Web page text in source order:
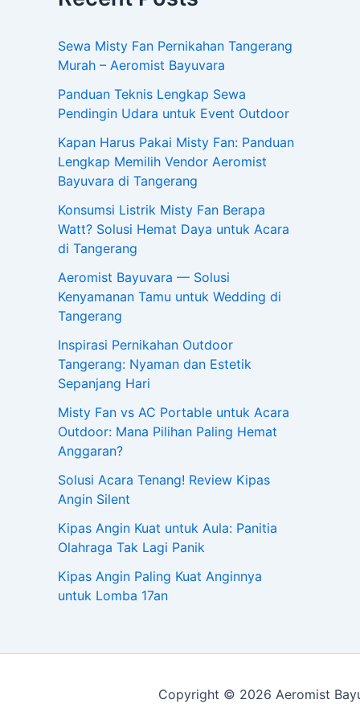
Sewa Misty Fan Pernikahan Tangerang
Murah – Aeromist Bayuvara
Panduan Teknis Lengkap Sewa
Pendingin Udara untuk Event Outdoor
Kapan Harus Pakai Misty Fan: Panduan
Lengkap Memilih Vendor Aeromist
Bayuvara di Tangerang
Konsumsi Listrik Misty Fan Berapa
Watt? Solusi Hemat Daya untuk Acara
di Tangerang
Aeromist Bayuvara — Solusi
Kenyamanan Tamu untuk Wedding di
Tangerang
Inspirasi Pernikahan Outdoor
Tangerang: Nyaman dan Estetik
Sepanjang Hari
Misty Fan vs AC Portable untuk Acara
Outdoor: Mana Pilihan Paling Hemat
Anggaran?
Solusi Acara Tenang! Review Kipas
Angin Silent
Kipas Angin Kuat untuk Aula: Panitia
Olahraga Tak Lagi Panik
Kipas Angin Paling Kuat Anginnya
untuk Lomba 17an
Copyright © 2026 Aeromist